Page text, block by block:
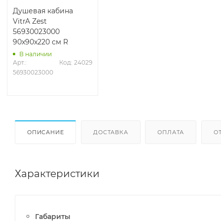
Душевая кабина
VitrA Zest
56930023000
90x90x220 см R
В наличии
Арт.:
56930023000
Код: 24029
ОПИСАНИЕ ДОСТАВКА ОПЛАТА
Характеристики
Габариты